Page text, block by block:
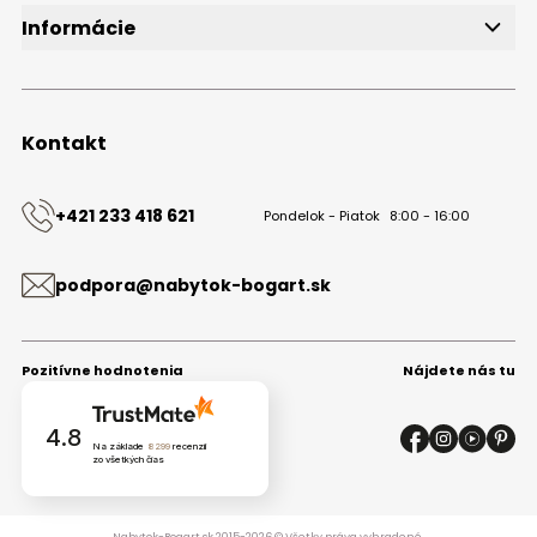
Informácie
Obchodné podmienky
Kontakt
Kontakt
+421 233 418 621 Pondelok - Piatok 8:00 - 16:00
podpora@nabytok-bogart.sk
Pozitívne hodnotenia
4.8 Na základe 8299recenzií
zo všetkých čias
Nájdete nás tu